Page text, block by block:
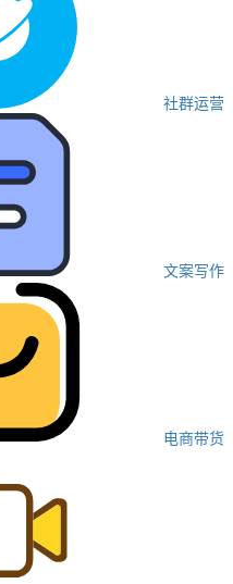
社群运营
文案写作
电商带货